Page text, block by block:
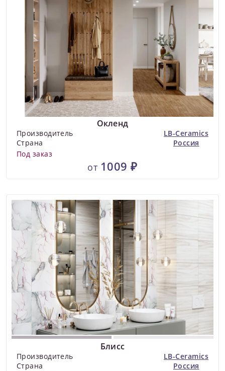
Окленд
Производитель
LB-Ceramics
Страна
Россия
Под заказ
от 1009 ₽
Блисс
Производитель
LB-Ceramics
Страна
Россия